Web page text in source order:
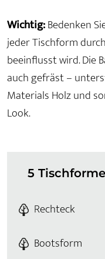
Wichtig:Bedenken
jeder Tischform
beeinflusst wird. Die
auch gefräst –
Materials Holz und
Look.
5
Rechteck
Bootsform